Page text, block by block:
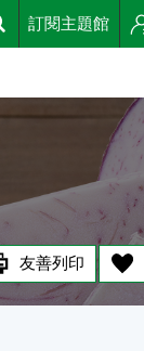
訂閱主題館
友善列印